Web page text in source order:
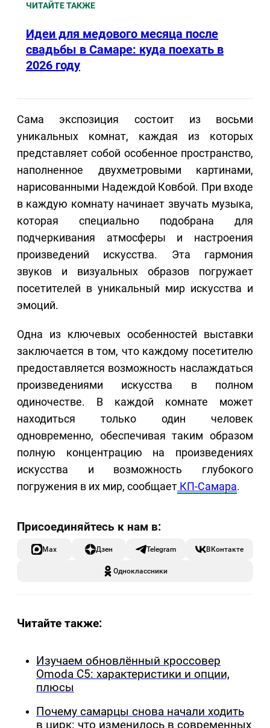
ЧИТАЙТЕ ТАКЖЕ
Идеи для медового месяца после
свадьбы в Самаре: куда поехать в
2026 году
Сама экспозиция состоит из восьми
уникальных комнат, каждая из которых
представляет собой особенное пространство,
наполненное двухметровыми картинами,
нарисованными Надеждой Ковбой. При входе
в каждую комнату начинает звучать музыка,
которая специально подобрана для
подчеркивания атмосферы и настроения
произведений искусства. Эта гармония
звуков и визуальных образов погружает
посетителей в уникальный мир искусства и
эмоций.
Одна из ключевых особенностей выставки
заключается в том, что каждому посетителю
предоставляется возможность наслаждаться
произведениями искусства в полном
одиночестве. В каждой комнате может
находиться только один человек
одновременно, обеспечивая таким образом
полную концентрацию на произведениях
искусства и возможность глубокого
погружения в их мир, сообщает КП-Самара.
Max Дзен Telegram ВКонтакте
Одноклассники
Читайте также:
Изучаем обновлённый кроссовер
Omoda C5: характеристики и опции,
плюсы
Почему самарцы снова начали ходить
в цирк: что изменилось в современных